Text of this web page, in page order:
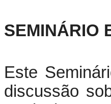
SEMINÁRIO
Este
discussão